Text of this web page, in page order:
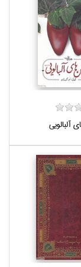
آلبالويي